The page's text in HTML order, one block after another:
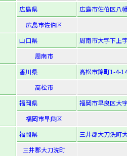
広島県
広島市佐伯区八
広島市佐伯区
山口県
周南市大字下上
周南市
香川県
高松市錦町1-4-
高松市
福岡県
福岡市早良区大
福岡市早良区
福岡県
三井郡大刀洗町
三井郡大刀洗町